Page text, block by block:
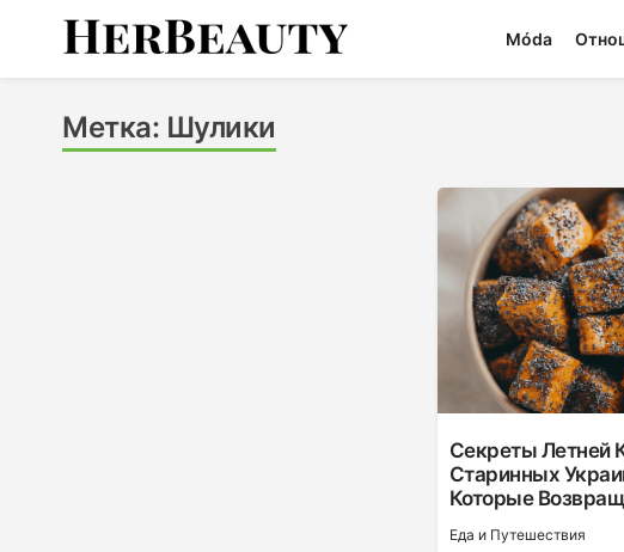
Móda
Метка: Шулики
Секреты Летней
Старинных
Которые
Еда и Путешествия